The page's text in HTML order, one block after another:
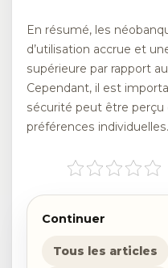
En résumé, les
d’utilisation accrue et
supérieure par rapport
Cependant, il est
sécurité peut être
préférences individuelles.
Continuer
Tous les articles